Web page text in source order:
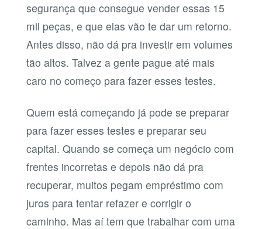
segurança que consegue vender essas 15
mil peças, e que elas vão te dar um retorno.
Antes disso, não dá pra investir em volumes
tão altos. Talvez a gente pague até mais
caro no começo para fazer esses testes.
Quem está começando já pode se preparar
para fazer esses testes e preparar seu
capital. Quando se começa um negócio com
frentes incorretas e depois não dá pra
recuperar, muitos pegam empréstimo com
juros para tentar refazer e corrigir o
caminho. Mas aí tem que trabalhar com uma